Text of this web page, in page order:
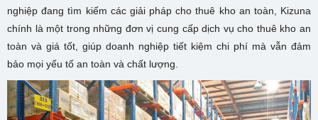
nghiệp đang tìm kiếm các giải pháp cho thuê kho an toàn, Kizuna
chính là một trong những đơn vị cung cấp dịch vụ cho thuê kho an
toàn và giá tốt, giúp doanh nghiệp tiết kiệm chi phí mà vẫn đảm
bảo mọi yếu tố an toàn và chất lượng.